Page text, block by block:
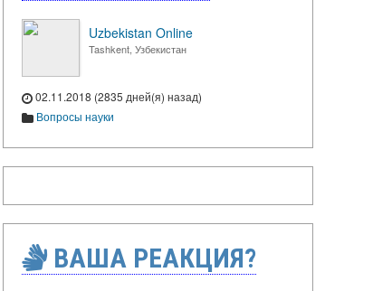
Uzbekistan Online
Tashkent, Узбекистан
02.11.2018 (2835 дней(я) назад)
Вопросы науки
ВАША РЕАКЦИЯ?